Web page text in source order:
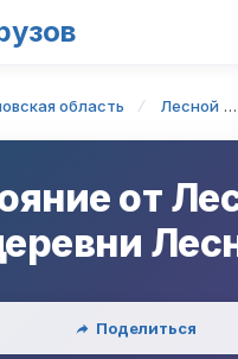
область Лесной
от
Поделиться